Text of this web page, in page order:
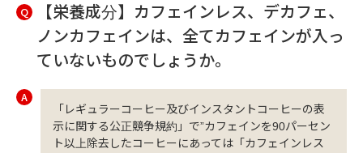
Q
【栄養成分】カフェインレス、デカフェ、
ノンカフェインは、全てカフェインが入っ
ていないものでしょうか。
A
「レギュラーコーヒー及びインスタントコーヒーの表
示に関する公正競争規約」で”カフェインを90パーセン
ト以上除去したコーヒーにあっては「カフェインレス